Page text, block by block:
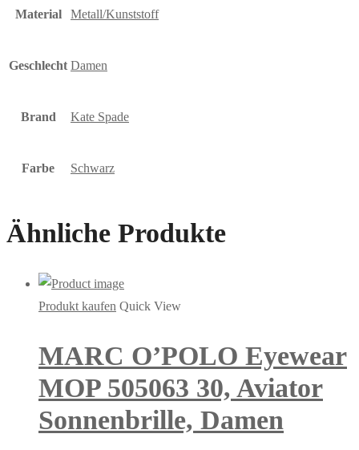
Material Metall/Kunststoff
Geschlecht Damen
Brand Kate Spade
Farbe Schwarz
Ähnliche Produkte
Produkt kaufen Quick View
MARC O’POLO Eyewear
MOP 505063 30, Aviator
Sonnenbrille, Damen